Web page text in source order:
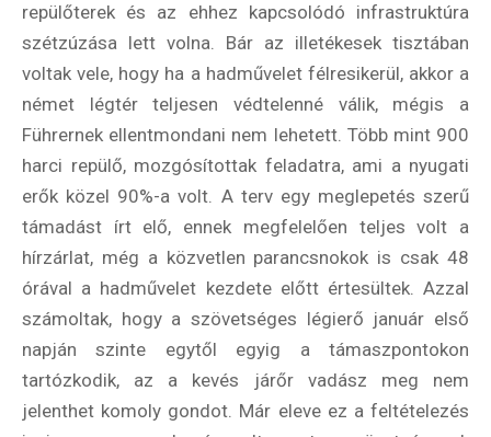
repülőterek és az ehhez kapcsolódó infrastruktúra
szétzúzása lett volna. Bár az illetékesek tisztában
voltak vele, hogy ha a hadművelet félresikerül, akkor a
német légtér teljesen védtelenné válik, mégis a
Führernek ellentmondani nem lehetett. Több mint 900
harci repülő, mozgósítottak feladatra, ami a nyugati
erők közel 90%-a volt. A terv egy meglepetés szerű
támadást írt elő, ennek megfelelően teljes volt a
hírzárlat, még a közvetlen parancsnokok is csak 48
órával a hadművelet kezdete előtt értesültek. Azzal
számoltak, hogy a szövetséges légierő január első
napján szinte egytől egyig a támaszpontokon
tartózkodik, az a kevés járőr vadász meg nem
jelenthet komoly gondot. Már eleve ez a feltételezés